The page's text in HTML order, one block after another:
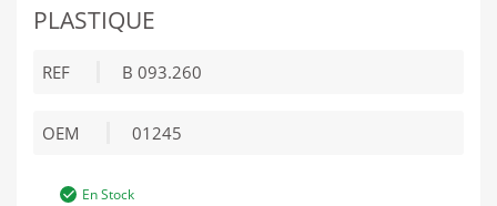
PLASTIQUE
REF B 093.260
OEM 01245
En Stock